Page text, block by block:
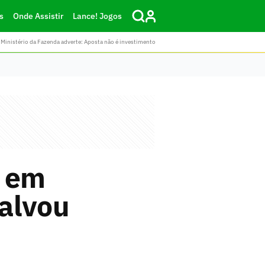
Onde Assistir Lance! Jogos
da Fazenda adverte: Aposta não é investimento